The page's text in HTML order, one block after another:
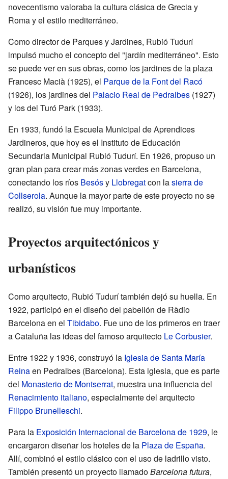
novecentismo valoraba la cultura clásica de Grecia y
Roma y el estilo mediterráneo.
Como director de Parques y Jardines, Rubió Tudurí
impulsó mucho el concepto del "jardín mediterráneo". Esto
se puede ver en sus obras, como los jardines de la plaza
Francesc Macià (1925), el Parque de la Font del Racó
(1926), los jardines del Palacio Real de Pedralbes (1927)
y los del Turó Park (1933).
En 1933, fundó la Escuela Municipal de Aprendices
Jardineros, que hoy es el Instituto de Educación
Secundaria Municipal Rubió Tudurí. En 1926, propuso un
gran plan para crear más zonas verdes en Barcelona,
conectando los ríos Besósy Llobregatcon lasierra de
Collserola. Aunque la mayor parte de este proyecto no se
realizó, su visión fue muy importante.
Proyectos arquitectónicos y
urbanísticos
Como arquitecto, Rubió Tudurí también dejó su huella. En
1922, participó en el diseño del pabellón de Ràdio
Barcelona en el Tibidabo. Fue uno de los primeros en traer
a Cataluña las ideas del famoso arquitecto Le Corbusier.
Entre 1922 y 1936, construyó la Iglesia de Santa María
Reinaen Pedralbes (Barcelona). Esta iglesia, que es parte
del Monasterio de Montserrat, muestra una influencia del
Renacimiento italiano, especialmente del arquitecto
Filippo Brunelleschi.
Para la Exposición Internacional de Barcelona de 1929, le
encargaron diseñar los hoteles de la Plaza de España.
Allí, combinó el estilo clásico con el uso de ladrillo visto.
También presentó un proyecto llamadoBarcelona futura,